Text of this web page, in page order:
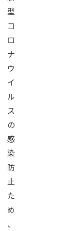
型
コ
ロ
ナ
ウ
イ
ル
ス
の
感
染
防
止
た
め
、